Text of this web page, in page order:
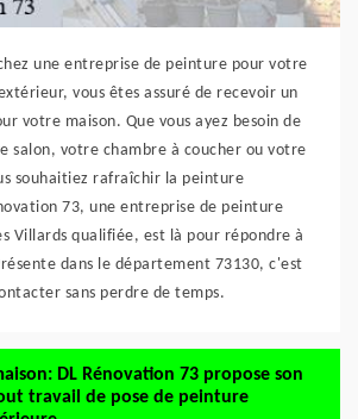
une entreprise de peinture pour votre
vous êtes assuré de recevoir un
votre maison. Que vous ayez besoin de
salon, votre chambre à coucher ou votre
souhaitiez rafraîchir la peinture
73, une entreprise de peinture
Villards qualifiée, est là pour répondre à
dans le département 73130, c'est
sans perdre de temps.
DL Rénovation 73 propose son
travail de pose de peinture